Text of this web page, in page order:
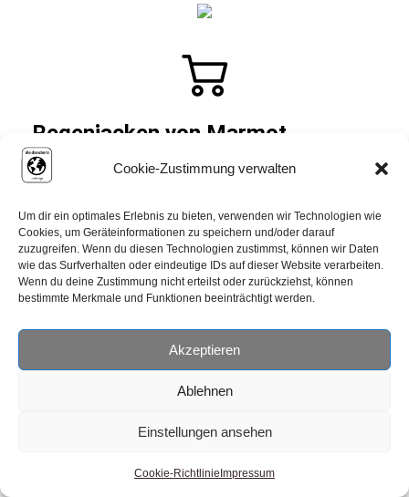
Cookie-Zustimmung verwalten
Um dir ein optimales Erlebnis zu bieten, verwenden wir Technologien wie
Cookies, um Geräteinformationen zu speichern und/oder darauf
zuzugreifen. Wenn du diesen Technologien zustimmst, können wir Daten
wie das Surfverhalten oder eindeutige IDs auf dieser Website verarbeiten.
Wenn du deine Zustimmung nicht erteilst oder zurückziehst, können
bestimmte Merkmale und Funktionen beeinträchtigt werden.
Akzeptieren
Ablehnen
Einstellungen ansehen
Cookie-Richtlinie Impressum
Regenjacken von Marmot
Wenn wir in Neuseeland eines gelernt haben, dann dass
machen sollte. Wir haben schon seit längerem
Regenjacken von Marmot . Martin hat dieEssence
Jacketund Tanja dieMinimalist Jacket.
absolut wasserdicht. Dabei ist es wichtig, dass sie
sind und man darunter nicht
schwitzt. Denn was bringt eine Regenjacke unter der man
schwitzt und hinterher genauso nass ist wie wenn man
Zudem haben dieJackenein rechtkleines Packmaß